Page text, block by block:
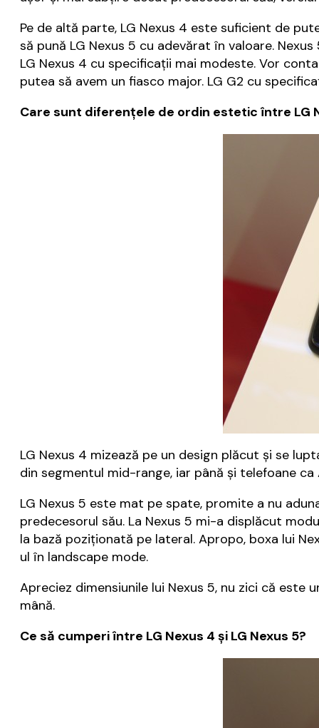
Pe de altă parte, LG Nexus 4 este suficient de
să pună LG Nexus 5 cu adevărat în valoare.
LG Nexus 4 cu specificații mai modeste. Vor
putea să avem un fiasco major. LG G2 cu
Care sunt diferențele de ordin estetic între LG
LG Nexus 4 mizează pe un design plăcut și se
din segmentul mid-range, iar până și telefoane ca
LG Nexus 5 este mat pe spate, promite a nu
predecesorul său. La Nexus 5 mi-a displăcut
la bază poziționată pe lateral. Apropo, boxa lui
ul în landscape mode.
Apreciez dimensiunile lui Nexus 5, nu zici că
mână.
Ce să cumperi între LG Nexus 4 și LG Nexus 5?